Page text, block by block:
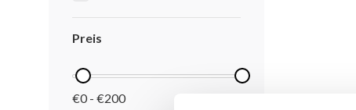
Preis
€0 - €200